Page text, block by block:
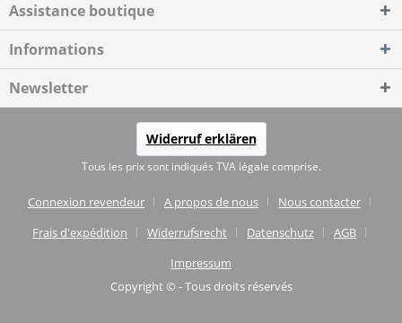
Assistance boutique
Informations
Newsletter
Widerruf erklären
Tous les prix sont indiqués TVA légale comprise.
Connexion revendeur A propos de nous
Nous contacter
Frais d'expédition
Widerrufsrecht Datenschutz
AGB
Impressum
Copyright © - Tous droits réservés